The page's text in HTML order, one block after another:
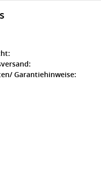
Garantiehinweise: